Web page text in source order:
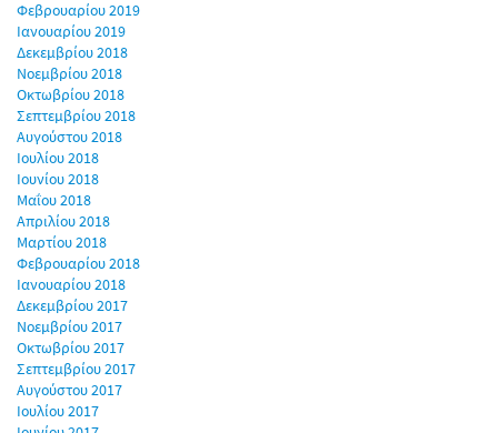
Φεβρουαρίου 2019
Ιανουαρίου 2019
Δεκεμβρίου 2018
Νοεμβρίου 2018
Οκτωβρίου 2018
Σεπτεμβρίου 2018
Αυγούστου 2018
Ιουλίου 2018
Ιουνίου 2018
Μαΐου 2018
Απριλίου 2018
Μαρτίου 2018
Φεβρουαρίου 2018
Ιανουαρίου 2018
Δεκεμβρίου 2017
Νοεμβρίου 2017
Οκτωβρίου 2017
Σεπτεμβρίου 2017
Αυγούστου 2017
Ιουλίου 2017